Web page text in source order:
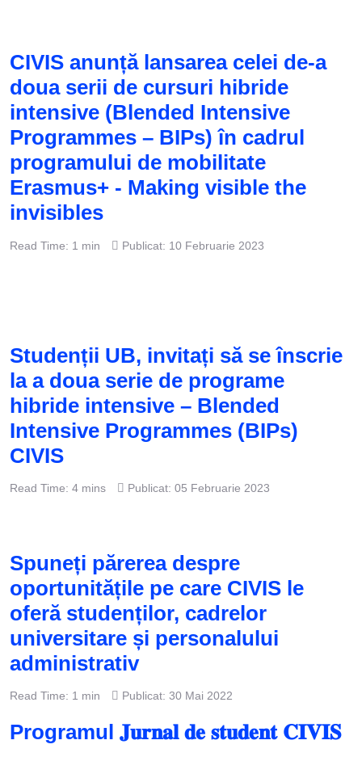
CIVIS anunță lansarea celei de-a
doua serii de cursuri hibride
intensive (Blended Intensive
Programmes – BIPs) în cadrul
programului de mobilitate
Erasmus+ - Making visible the
invisibles
Read Time: 1 min Publicat: 10 Februarie 2023
Studenții UB, invitați să se înscrie
la a doua serie de programe
hibride intensive – Blended
Intensive Programmes (BIPs)
CIVIS
Read Time: 4 mins Publicat: 05 Februarie 2023
Spuneți părerea despre
oportunitățile pe care CIVIS le
oferă studenților, cadrelor
universitare și personalului
administrativ
Read Time: 1 min Publicat: 30 Mai 2022
Programul 𝐉𝐮𝐫𝐧𝐚𝐥 𝐝𝐞 𝐬𝐭𝐮𝐝𝐞𝐧𝐭 𝐂𝐈𝐕𝐈𝐒